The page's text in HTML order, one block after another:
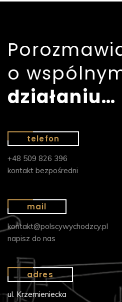
o
działaniu…
telefon
+48 509 826 396
kontakt bezpośredni
mail
kontakt@polscywychodzcy.pl
napisz do nas
adres
ul. Krzemieniecka